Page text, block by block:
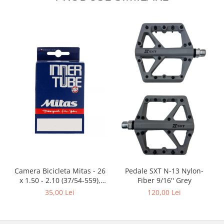
Camera Bicicleta Mitas - 26
x 1.50 - 2.10 (37/54-559),
FV47
35,00 Lei
Pedale SXT N-13 Nylon-
Fiber 9/16'' Grey
120,00 Lei